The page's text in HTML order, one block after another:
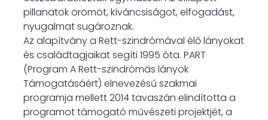
pillanatok örömöt, kíváncsiságot, elfogadást,
nyugalmat sugároznak.
Az alapítvány a Rett-szindrómával élő lányokat
és családtagjaikat segíti 1995 óta. PART
(Program A Rett-szindrómás lányok
Támogatásáért) elnevezésű szakmai
programja mellett 2014 tavaszán elindította a
programot támogató művészeti projektjét, a